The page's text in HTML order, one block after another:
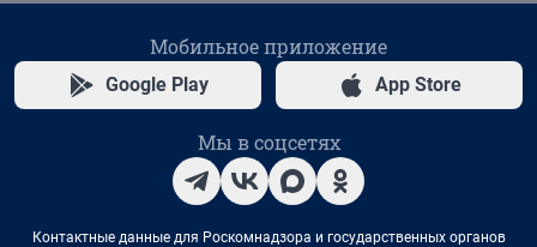
Мобильное приложение
Google Play App Store
Мы в соцсетях
Контактные данные для Роскомнадзора и государственных органов